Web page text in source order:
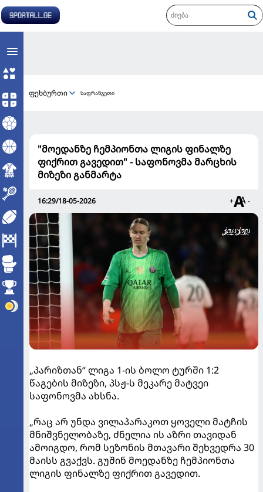
ფეხბურთი საფრანგეთი
"მოედანზე ჩემპიონთა ლიგის ფინალზე
ფიქრით გავედით" - საფონოვმა მარცხის
მიზეზი განმარტა
16:29/18-05-2026 + -
„პარიზთან“ ლიგა 1-ის ბოლო ტურში 1:2
წაგების მიზეზი, პსჟ-ს მეკარე მატვეი
საფონოვმა ახსნა.
„რაც არ უნდა ვილაპარაკოთ ყოველი მატჩის
მნიშვნელობაზე, ძნელია ის აზრი თავიდან
ამოიგდო, რომ სეზონის მთავარი შეხვედრა 30
მაისს გვაქვს. გუშინ მოედანზე ჩემპიონთა
ლიგის ფინალზე ფიქრით გავედით.